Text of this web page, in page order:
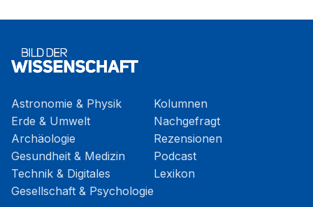
Astronomie & Physik
Erde & Umwelt
Archäologie
Gesundheit & Medizin
Technik & Digitales
Gesellschaft & Psychologie
Kolumnen
Nachgefragt
Rezensionen
Podcast
Lexikon